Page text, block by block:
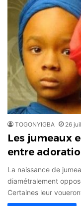
TOGONYIGBA 26
Les jumeaux
entre
La naissance de
diamétralement
Certaines leur